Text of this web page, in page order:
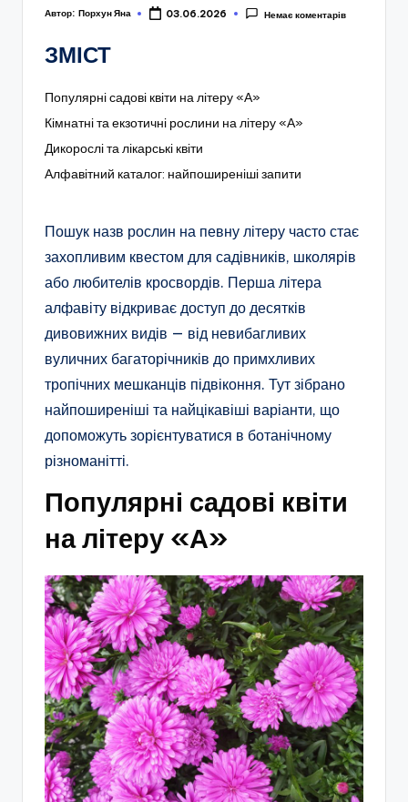
Автор: Порхун Яна 03.06.2026 Немає коментарів
ЗМІСТ
Популярні садові квіти на літеру «А»
Кімнатні та екзотичні рослини на літеру «А»
Дикорослі та лікарські квіти
Алфавітний каталог: найпоширеніші запити
Пошук назв рослин на певну літеру часто стає
захопливим квестом для садівників, школярів
або любителів кросвордів. Перша літера
алфавіту відкриває доступ до десятків
дивовижних видів — від невибагливих
вуличних багаторічників до примхливих
тропічних мешканців підвіконня. Тут зібрано
найпоширеніші та найцікавіші варіанти, що
допоможуть зорієнтуватися в ботанічному
різноманітті.
Популярні садові квіти
на літеру «А»